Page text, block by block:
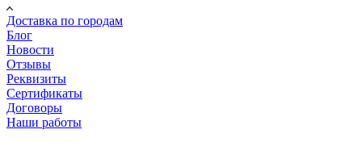
Доставка по городам
Блог
Новости
Отзывы
Реквизиты
Сертификаты
Договоры
Наши работы